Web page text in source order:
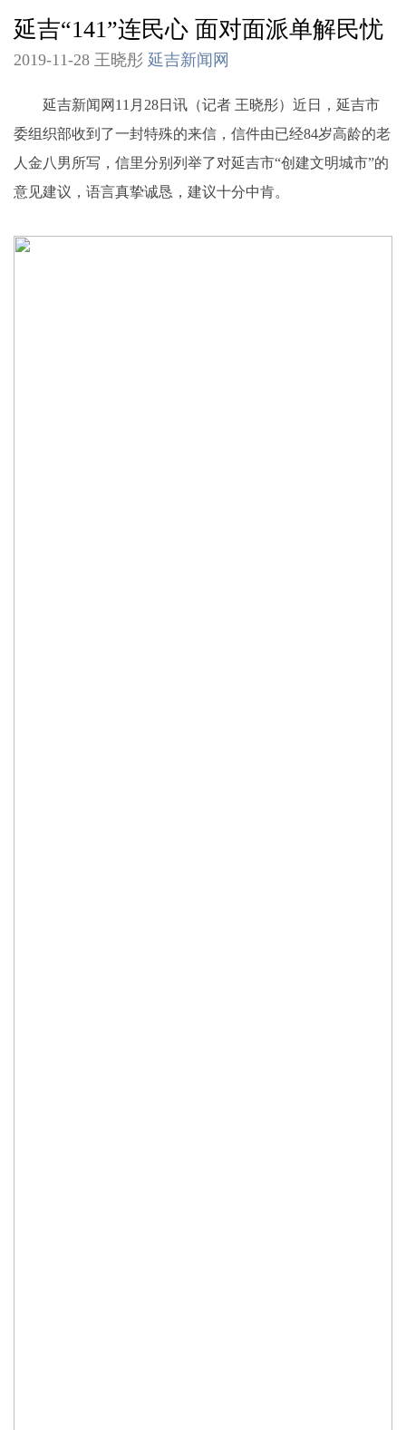
延吉“141”连民心 面对面派单解民忧
2019-11-28 王晓彤 延吉新闻网
延吉新闻网11月28日讯（记者 王晓彤）近日，延吉市
委组织部收到了一封特殊的来信，信件由已经84岁高龄的老
人金八男所写，信里分别列举了对延吉市“创建文明城市”的
意见建议，语言真挚诚恳，建议十分中肯。